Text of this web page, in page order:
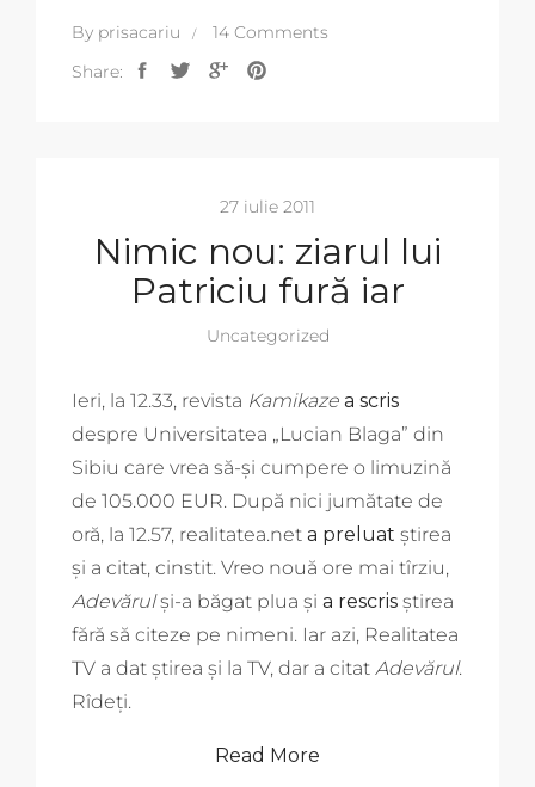
By prisacariu
14 Comments
Share:
27 iulie 2011
Nimic nou: ziarul lui
Patriciu fură iar
Uncategorized
Ieri, la 12.33, revista Kamikaze a scris
despre Universitatea „Lucian Blaga” din
Sibiu care vrea să-și cumpere o limuzină
de 105.000 EUR. După nici jumătate de
oră, la 12.57, realitatea.net a preluat știrea
și a citat, cinstit. Vreo nouă ore mai tîrziu,
Adevărulși-a băgat plua și a rescris știrea
fără să citeze pe nimeni. Iar azi, Realitatea
TV a dat știrea și la TV, dar a citat Adevărul.
Rîdeți.
Read More